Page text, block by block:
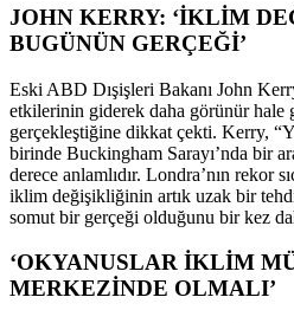
JOHN KERRY: ‘İKLİM
BUGÜNÜN GERÇEĞİ’
Eski ABD Dışişleri Bakanı John
etkilerinin giderek daha görünür hale
gerçekleştiğine dikkat çekti. Kerry,
birinde Buckingham Sarayı’nda bir
derece anlamlıdır. Londra’nın rekor
iklim değişikliğinin artık uzak bir
somut bir gerçeği olduğunu bir kez
‘OKYANUSLAR İKLİM
MERKEZİNDE OLMALI’